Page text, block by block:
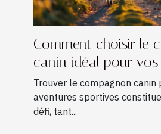
Comment choisir le
canin idéal pour
sportives ?
Trouver le compagnon canin
aventures sportives
défi, tant...